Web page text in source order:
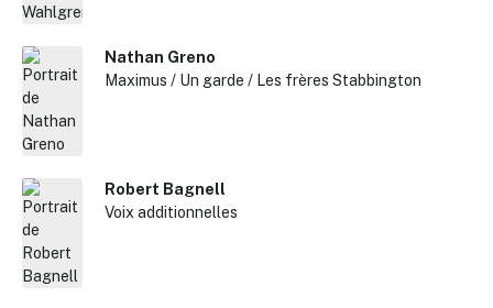
Nathan Greno
Maximus / Un garde / Les frères Stabbington
Robert Bagnell
Voix additionnelles